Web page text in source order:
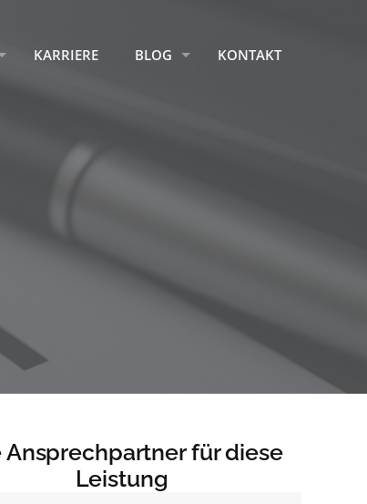
KARRIERE BLOG KONTAKT
Ansprechpartner für diese
Leistung